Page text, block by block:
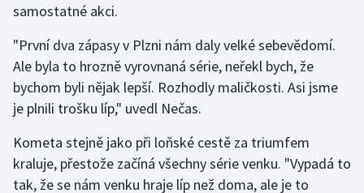
samostatné akci.
"První dva zápasy v Plzni nám daly velké sebevědomí.
Ale byla to hrozně vyrovnaná série, neřekl bych, že
bychom byli nějak lepší. Rozhodly maličkosti. Asi jsme
je plnili trošku líp," uvedl Nečas.
Kometa stejně jako při loňské cestě za triumfem
kraluje, přestože začíná všechny série venku. "Vypadá to
tak, že se nám venku hraje líp než doma, ale je to